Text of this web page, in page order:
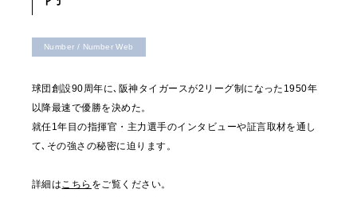
Number / Number Web
球団創設90周年に､阪神タイガースが2リーグ制になった1950年
以降最速で優勝を決めた。
就任1年目の指揮官・主力選手のインタビューや証言取材を通し
て､その強さの秘密に迫ります。
詳細はこちら をご覧ください。